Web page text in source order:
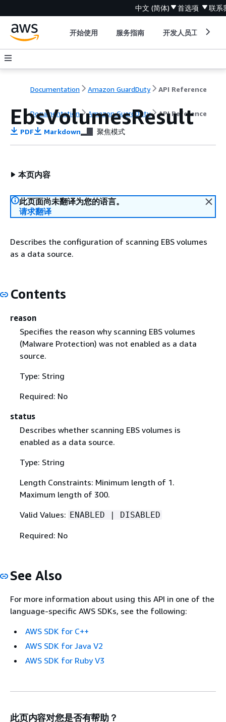
中文 (简体) 首选项 联系
开始使用 服务指南 开发人员工具
Documentation Amazon GuardDuty API Reference
Documentation Amazon GuardDuty API Reference
EbsVolumesResult
PDF Markdown 聚焦模式
本页内容
此页面尚未翻译为您的语言。
请求翻译
Describes the configuration of scanning EBS volumes
as a data source.
Contents
reason
Specifies the reason why scanning EBS volumes
(Malware Protection) was not enabled as a data
source.
Type: String
Required: No
status
Describes whether scanning EBS volumes is
enabled as a data source.
Type: String
Length Constraints: Minimum length of 1.
Maximum length of 300.
Valid Values: ENABLED | DISABLED
Required: No
See Also
For more information about using this API in one of the
language-specific AWS SDKs, see the following:
AWS SDK for C++
AWS SDK for Java V2
AWS SDK for Ruby V3
此页内容对您是否有帮助？